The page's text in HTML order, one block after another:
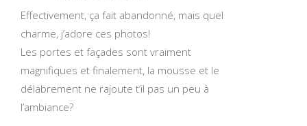
Effectivement, ça fait abandonné, mais quel
charme, j’adore ces photos!
Les portes et façades sont vraiment
magnifiques et finalement, la mousse et le
délabrement ne rajoute t’il pas un peu à
l’ambiance?